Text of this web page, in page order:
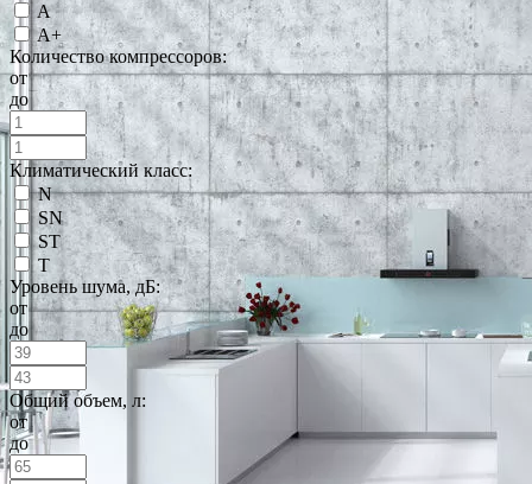
A
A+
Количество компрессоров:
от
до
Климатический класс:
N
SN
ST
T
Уровень шума, дБ:
от
до
Общий объем, л:
от
до